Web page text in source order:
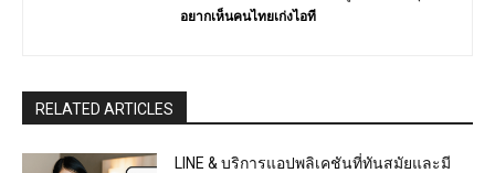
อยากเห็นคนไทยเก่งไอที
RELATED ARTICLES
LINE & บริการแอปพลิเคชันที่ทันสมัยและมี